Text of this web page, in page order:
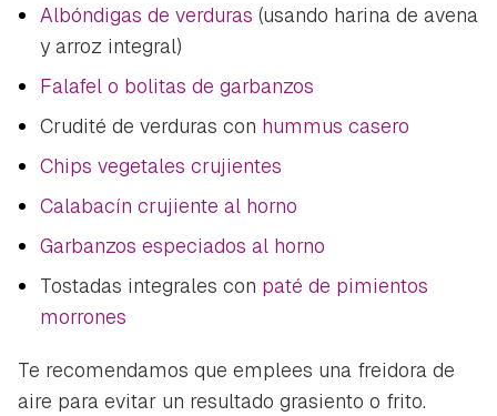
Albóndigas de verduras (usando harina de avena
y arroz integral)
Falafel o bolitas de garbanzos
Crudité de verduras con hummus casero
Chips vegetales crujientes
Calabacín crujiente al horno
Garbanzos especiados al horno
Tostadas integrales con paté de pimientos
morrones
Te recomendamos que emplees una freidora de
aire para evitar un resultado grasiento o frito.